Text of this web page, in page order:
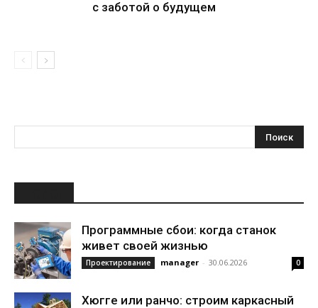
с заботой о будущем
Программные сбои: когда станок
живет своей жизнью
Проектирование manager - 30.06.2026 0
Хюгге или ранчо: строим каркасный